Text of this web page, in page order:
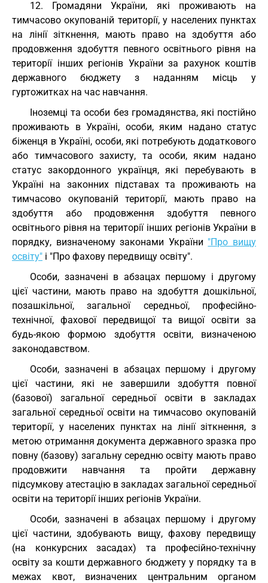
12. Громадяни України, які проживають на
тимчасово окупованій території, у населених пунктах
на лінії зіткнення, мають право на здобуття або
продовження здобуття певного освітнього рівня на
території інших регіонів України за рахунок коштів
державного бюджету з наданням місць у
гуртожитках на час навчання.
Іноземці та особи без громадянства, які постійно
проживають в Україні, особи, яким надано статус
біженця в Україні, особи, які потребують додаткового
або тимчасового захисту, та особи, яким надано
статус закордонного українця, які перебувають в
Україні на законних підставах та проживають на
тимчасово окупованій території, мають право на
здобуття або продовження здобуття певного
освітнього рівня на території інших регіонів України в
порядку, визначеному законами України "Про вищу
освіту" і "Про фахову передвищу освіту".
Особи, зазначені в абзацах першому і другому
цієї частини, мають право на здобуття дошкільної,
позашкільної, загальної середньої, професійно-
технічної, фахової передвищої та вищої освіти за
будь-якою формою здобуття освіти, визначеною
законодавством.
Особи, зазначені в абзацах першому і другому
цієї частини, які не завершили здобуття повної
(базової) загальної середньої освіти в закладах
загальної середньої освіти на тимчасово окупованій
території, у населених пунктах на лінії зіткнення, з
метою отримання документа державного зразка про
повну (базову) загальну середню освіту мають право
продовжити навчання та пройти державну
підсумкову атестацію в закладах загальної середньої
освіти на території інших регіонів України.
Особи, зазначені в абзацах першому і другому
цієї частини, здобувають вищу, фахову передвищу
(на конкурсних засадах) та професійно-технічну
освіту за кошти державного бюджету у порядку та в
межах квот, визначених центральним органом